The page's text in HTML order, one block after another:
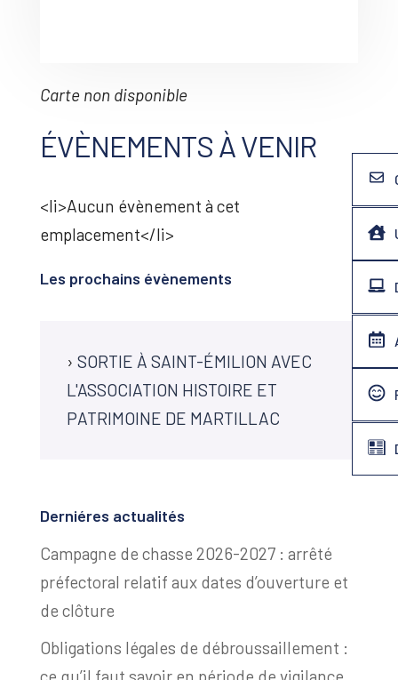
Carte non disponible
ÉVÈNEMENTS À VENIR
<li>Aucun évènement à cet
emplacement</li>
Les prochains évènements
› SORTIE À SAINT-ÉMILION AVEC
L'ASSOCIATION HISTOIRE ET
PATRIMOINE DE MARTILLAC
Derniéres actualités
Campagne de chasse 2026-2027 : arrêté
préfectoral relatif aux dates d’ouverture et
de clôture
Obligations légales de débroussaillement :
ce qu’il faut savoir en période de vigilance